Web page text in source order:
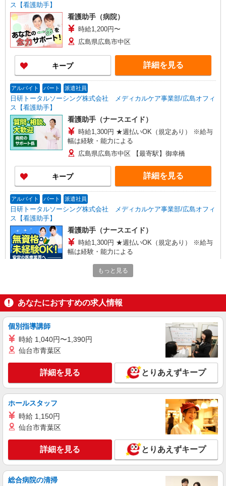
ス【看護助手】
看護助手（病院）
時給1,200円〜
広島県広島市中区
キープ 詳細を見る
アルバイト パート 派遣社員
日研トータルソーシング株式会社 メディカルケア事業部/広島オフィ
ス【看護助手】
看護助手（ナースエイド）
時給1,300円 ★週払いOK（規定あり） ※給与
幅は経験・能力による
広島県広島市中区 【最寄駅】御幸橋
キープ 詳細を見る
アルバイト パート 派遣社員
日研トータルソーシング株式会社 メディカルケア事業部/広島オフィ
ス【看護助手】
看護助手（ナースエイド）
時給1,300円 ★週払いOK（規定あり） ※給与
幅は経験・能力による
広島県広島市中区 【最寄駅】本川町電停
時給1350円 ◆前払い・日払い・週払いOK
詳細を見る
アルバイト パート
日研トータルソーシング株式会社 メディカルケア事業部/広島オフィ
ス【看護助手】
時給1,300円 ★週払いOK（規定あり） ※給与
幅は経験・能力による
広島県広島市中区 【最寄駅】胡町電停
もっと見る
あなたにおすすめの求人情報
個別指導講師
時給 1,040円〜1,390円
仙台市青葉区
詳細を見る とりあえずキープ
ホールスタッフ
時給 1,150円
仙台市青葉区
詳細を見る とりあえずキープ
総合病院の清掃